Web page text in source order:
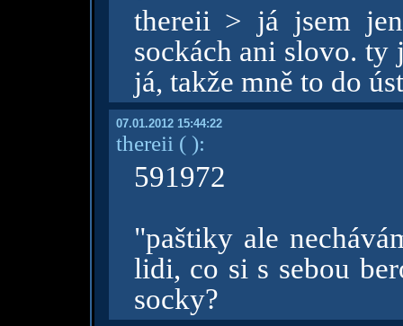
thereii > já jsem
sockách ani slovo. ty
já, takže mně to do
07.01.2012 15:44:22
thereii ( ):
591972
"paštiky ale
lidi, co si s sebou
socky?